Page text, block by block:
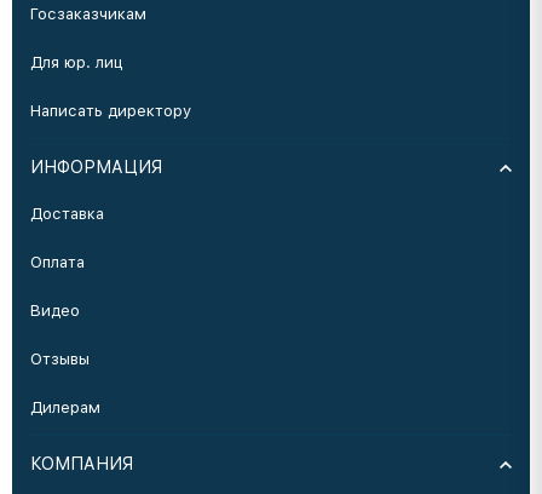
Госзаказчикам
Для юр. лиц
Написать директору
ИНФОРМАЦИЯ
Доставка
Оплата
Видео
Отзывы
Дилерам
КОМПАНИЯ